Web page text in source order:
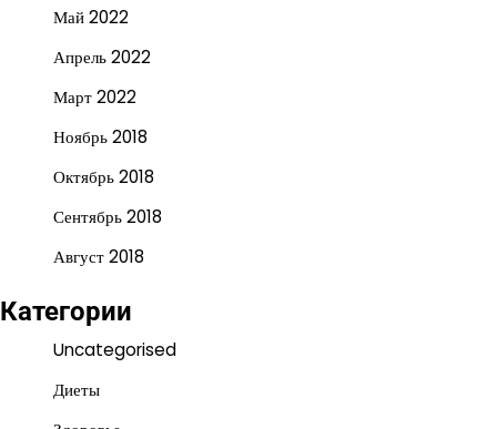
Май 2022
Апрель 2022
Март 2022
Ноябрь 2018
Октябрь 2018
Сентябрь 2018
Август 2018
Категории
Uncategorised
Диеты